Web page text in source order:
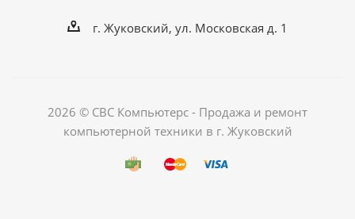
г. Жуковский, ул. Московская д. 1
2026 © СВС Компьютерс - Продажа и ремонт
компьютерной техники в г. Жуковский